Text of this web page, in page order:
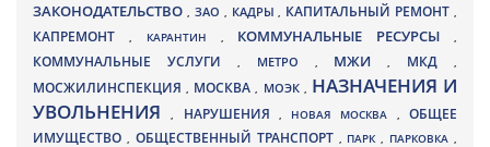
ЗАКОНОДАТЕЛЬСТВО , ЗАО , КАДРЫ, КАПИТАЛЬНЫЙ РЕМОНТ ,
КАПРЕМОНТ , КАРАНТИН , КОММУНАЛЬНЫЕ РЕСУРСЫ,
КОММУНАЛЬНЫЕ УСЛУГИ , МЕТРО , МЖИ, МКД ,
МОСЖИЛИНСПЕКЦИЯ, МОСКВА , МОЭК , НАЗНАЧЕНИЯ И
УВОЛЬНЕНИЯ, НАРУШЕНИЯ , НОВАЯ МОСКВА ,ОБЩЕЕ
ИМУЩЕСТВО , ОБЩЕСТВЕННЫЙ ТРАНСПОРТ , ПАРК, ПАРКОВКА ,